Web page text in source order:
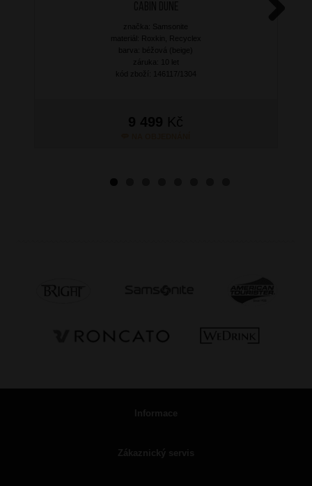
značka: Samsonite
materiál: Roxkin, Recyclex
barva: béžová (beige)
záruka: 10 let
kód zboží: 146117/1304